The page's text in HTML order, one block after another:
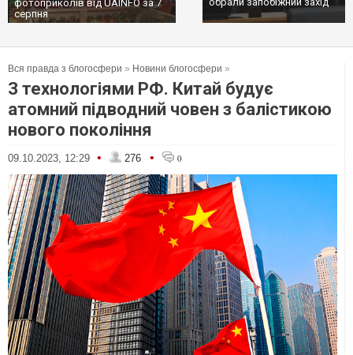
фотоприколів від UAINFO за 7
серпня
Вся правда з блогосфери » Новини блогосфери »
З технологіями РФ. Китай будує
атомний підводний човен з балістикою
нового покоління
09.10.2023, 12:29 • 276 • 0